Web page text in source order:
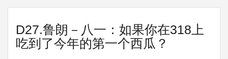
D27.鲁朗－八一：如果你在318上
吃到了今年的第一个西瓜？